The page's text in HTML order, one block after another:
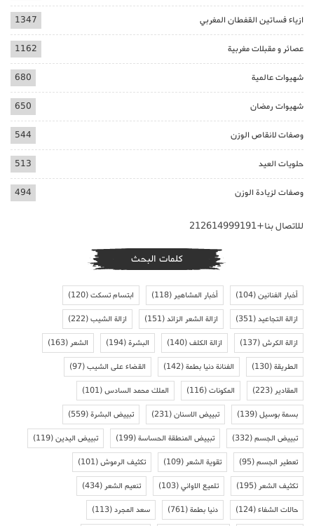
ازياء فساتين القفطان المغربي 1347
عصائر و مقبلات مغربية 1162
شهيوات عالمية 680
شهيوات رمضان 650
وصفات لانقاص الوزن 544
حلويات العيد 513
وصفات لزيادة الوزن 494
للاتصال بنا+212614999191
كلمات البحث
أخبار الفنانين(104) أخبار المشاهير(118) ابتسام تسكت(120)
ازالة التجاعيد(351) ازالة الشعر الزائد(151) ازالة الشيب(222)
ازالة الكرش(137) ازالة الكلف(140) البشرة(194) الشعر(163)
الطريقة(130) الفنانة دنيا بطمة(142) القضاء على الشيب(97)
المقادير(223) المكونات(116) الملك محمد السادس(101)
بسمة بوسيل(139) تبييض الاسنان(231) تبييض البشرة(559)
تبييض الجسم(332) تبييض المنطقة الحساسة(199) تبييض اليدين(119)
تعطير الجسم(95) تقوية الشعر(109) تكثيف الرموش(101)
تكثيف الشعر(195) تلميع الاواني(103) تنعيم الشعر(434)
حالات الشفاء(124) دنيا بطمة(761) سعد المجرد(113)